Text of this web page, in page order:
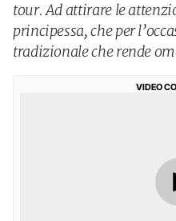
tour. Ad attirare le
principessa, che per
tradizionale che rende
VIDEO